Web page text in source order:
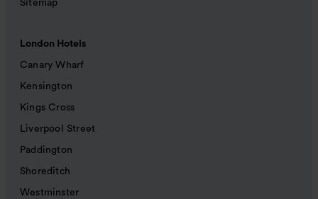
Sitemap
London Hotels
Canary Wharf
Kensington
Kings Cross
Liverpool Street
Paddington
Shoreditch
Westminster